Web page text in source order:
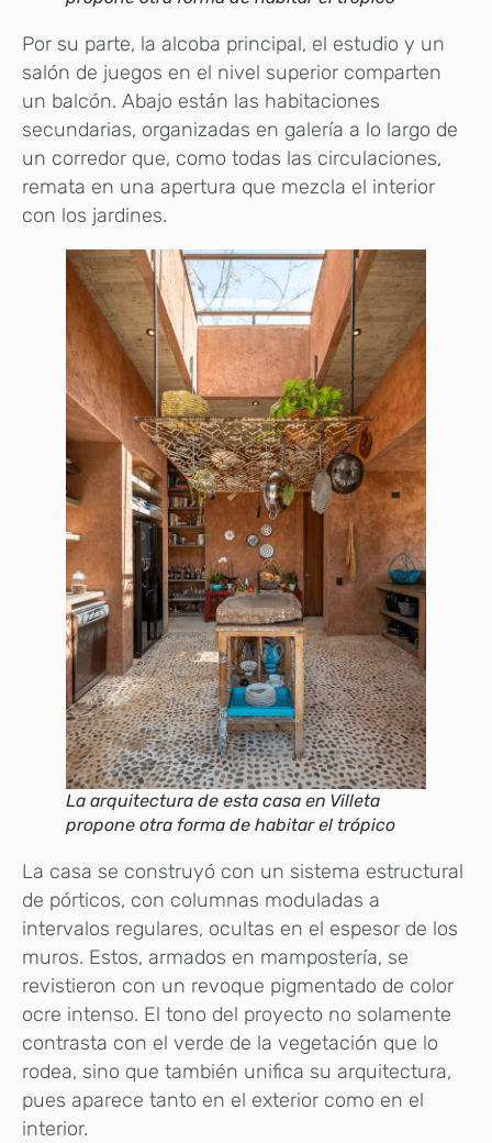
Por su parte, la alcoba principal, el estudio y un
salón de juegos en el nivel superior comparten
un balcón. Abajo están las habitaciones
secundarias, organizadas en galería a lo largo de
un corredor que, como todas las circulaciones,
remata en una apertura que mezcla el interior
con los jardines.
La arquitectura de esta casa en Villeta
propone otra forma de habitar el trópico
La casa se construyó con un sistema estructural
de pórticos, con columnas moduladas a
intervalos regulares, ocultas en el espesor de los
muros. Estos, armados en mampostería, se
revistieron con un revoque pigmentado de color
ocre intenso. El tono del proyecto no solamente
contrasta con el verde de la vegetación que lo
rodea, sino que también unifica su arquitectura,
pues aparece tanto en el exterior como en el
interior.